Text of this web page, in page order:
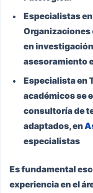
Especialistas
en
asesoramiento
Especialista en
académicos se
consultoría de
adaptados, en
especialistas
Es fundamental
experiencia en el